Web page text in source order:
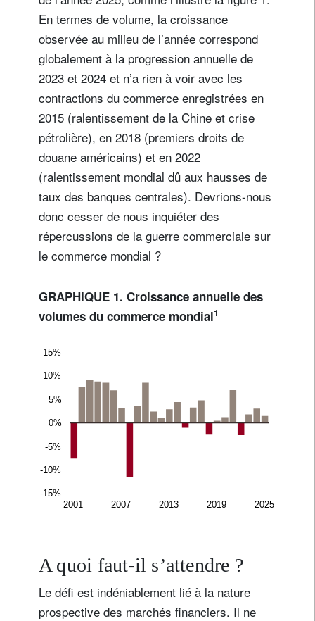
En termes de volume, la croissance
observée au milieu de l’année correspond
globalement à la progression annuelle de
2023 et 2024 et n’a rien à voir avec les
contractions du commerce enregistrées en
2015 (ralentissement de la Chine et crise
pétrolière), en 2018 (premiers droits de
douane américains) et en 2022
(ralentissement mondial dû aux hausses de
taux des banques centrales). Devrions-nous
donc cesser de nous inquiéter des
répercussions de la guerre commerciale sur
le commerce mondial ?
GRAPHIQUE 1. Croissance annuelle des
volumes du commerce mondial1
A quoi faut-il s’attendre ?
Le défi est indéniablement lié à la nature
prospective des marchés financiers. Il ne